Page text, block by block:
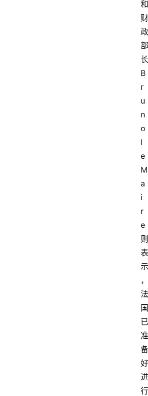
和
财
政
部
长
B
r
u
n
o
l
e
M
a
i
r
e
则
表
示
，
法
国
已
准
备
好
进
行